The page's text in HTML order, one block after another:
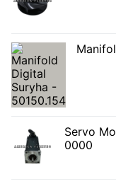
Servo
0000